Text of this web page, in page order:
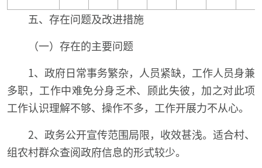
五、存在问题及改进措施
（一）存在的主要问题
1、政府日常事务繁杂，人员紧缺，工作人员身兼
多职，工作中难免分身乏术、顾此失彼，加之对此项
工作认识理解不够、操作不多，工作开展力不从心。
2、政务公开宣传范围局限，收效甚浅。适合村、
组农村群众查阅政府信息的形式较少。